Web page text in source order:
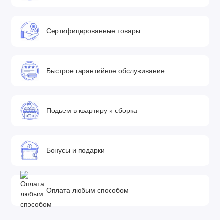
• Безопасное шасси. Отсутствие зазоров в точках изгиба
• Фиксируемые передние колеса
• Алюминиевое шасси
Колеса All-Road Technology
стекловолокном, колеса стали значительно более устойчивы
к царапинам и деформации
долговечна, потому что защищает от коррозии
• Специальная технология шин из полиуретана с
рельефной линией распределяет вес, делая прогулку более
плавной и адаптивной
Сертифицированные товары
Быстрое гарантийное обслуживание
Подьем в квартиру и сборка
Бонусы и подарки
Оплата любым способом